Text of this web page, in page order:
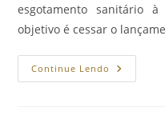
esgotamento sanitário
objetivo é cessar o
Continue Lendo Município
De